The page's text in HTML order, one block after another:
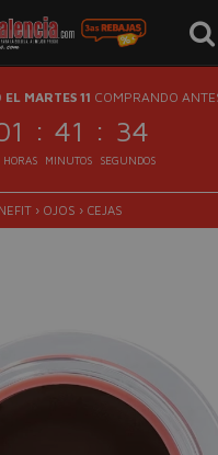
EL MARTES 11 COMPRANDO
: 41 : 33
HORAS MINUTOS SEGUNDOS
› OJOS › CEJAS